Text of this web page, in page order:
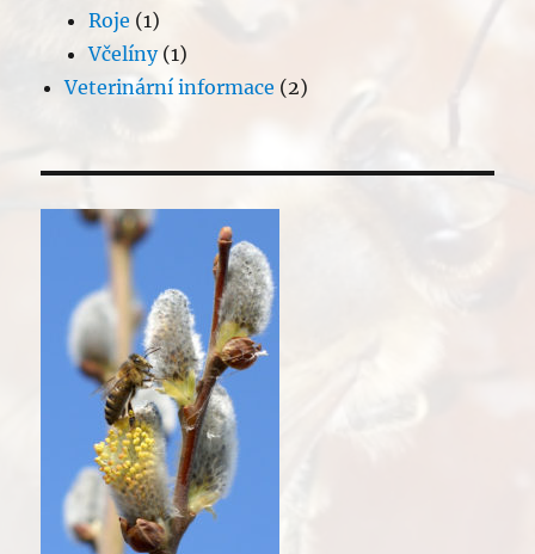
Roje (1)
Včelíny(1)
Veterinární informace (2)